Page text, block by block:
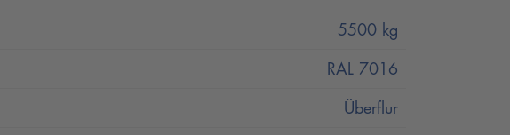
5500 kg
RAL 7016
Überflur